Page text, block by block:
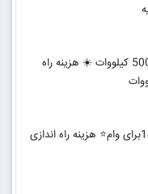
طرح توجیهی نیروگاه خورشیدی 500 کیلووات ☀️ هزینه راه
طرح توجیهی کارگاه خیاطی 1405برای وام⭐ هزینه راه اندازی